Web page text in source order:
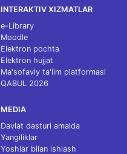
INTERAKTIV XIZMATLAR
e-Library
Moodle
Elektron pochta
Elektron hujjat
Ma'sofaviy ta'lim platformasi
QABUL 2026
MEDIA
Davlat dasturi amalda
Yangiliklar
Yoshlar bilan ishlash